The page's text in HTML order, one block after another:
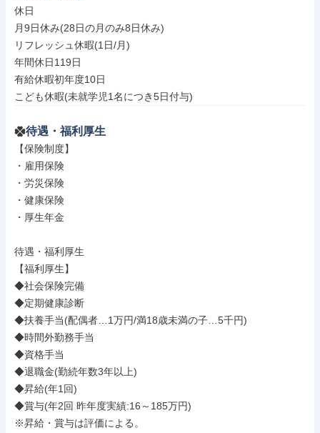
休日
月9日休み(28日の月のみ8日休み)
リフレッシュ休暇(1日/月)
年間休日119日
有給休暇初年度10日
こども休暇(未就学児1名につき5日付与)
待遇・福利厚生
【保険制度】
・雇用保険
・労災保険
・健康保険
・厚生年金
待遇・福利厚生
【福利厚生】
◆社会保険完備
◆定期健康診断
◆扶養手当(配偶者…1万円/満18歳未満の子…5千円)
◆時間外勤務手当
◆資格手当
◆退職金(勤続年数3年以上)
◆昇給(年1回)
◆賞与(年2回 昨年度実績:16～185万円)
※昇給・賞与は評価による。